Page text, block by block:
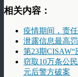
相关内容：
疫情期间，责
泄露信息最高
第23期
窃取10万条公
元后警方破案